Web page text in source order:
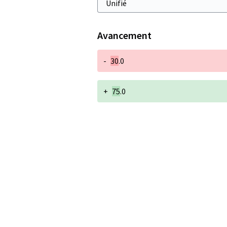
Avancement
- 30.0
+ 75.0